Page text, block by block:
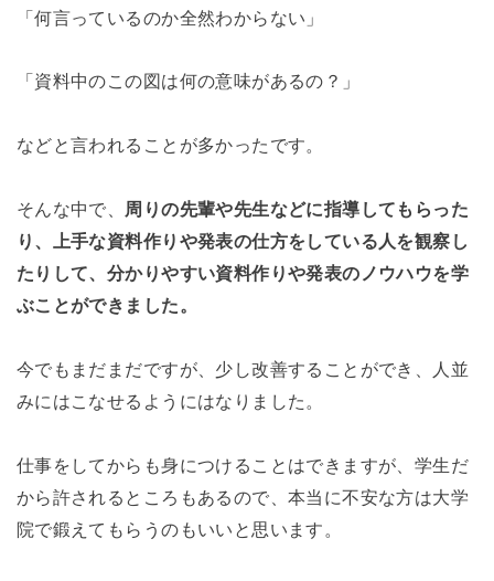
「何言っているのか全然わからない」
「資料中のこの図は何の意味があるの？」
などと言われることが多かったです。
そんな中で、 周りの先輩や先生などに指導してもらった
り、上手な資料作りや発表の仕方をしている人を観察し
たりして、分かりやすい資料作りや発表のノウハウを学
ぶことができました。
今でもまだまだですが、少し改善することができ、人並
みにはこなせるようにはなりました。
仕事をしてからも身につけることはできますが、学生だ
から許されるところもあるので、本当に不安な方は大学
院で鍛えてもらうのもいいと思います。